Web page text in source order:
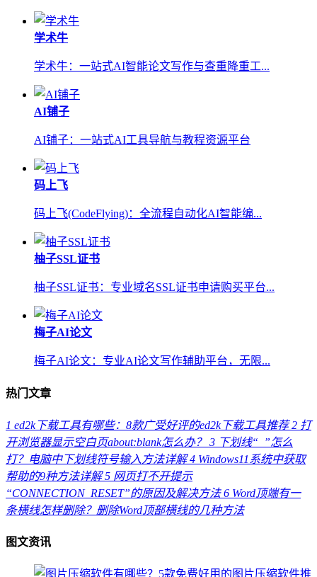
学术牛
学术牛：一站式AI智能论文写作与查重降重工...
AI铺子
AI铺子：一站式AI工具导航与教程资源平台
码上飞
码上飞(CodeFlying)：全流程自动化AI智能编...
柚子SSL证书
柚子SSL证书：专业域名SSL证书申请购买平台...
梅子AI论文
梅子AI论文：专业AI论文写作辅助平台，无限...
热门文章
1 ed2k下载工具有哪些：8款广受好评的ed2k下载工具推荐 2 打
开浏览器显示空白页about:blank怎么办？ 3 下划线“_”怎么
打？电脑中下划线符号输入方法详解 4 Windows11系统中获取
帮助的9种方法详解 5 网页打不开提示
“CONNECTION_RESET”的原因及解决方法 6 Word顶端有一
条横线怎样删除？删除Word顶部横线的几种方法
图文资讯